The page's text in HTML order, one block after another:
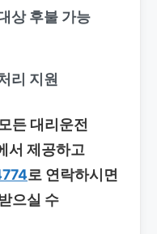
상 후불 가능
리 지원
든 대리운전
서 제공하고
로 연락하시면
으실 수